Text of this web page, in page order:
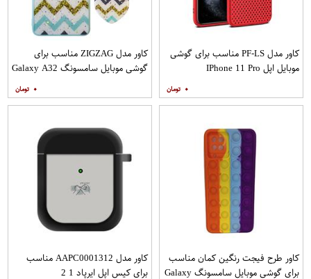
کاور مدل PF-LS مناسب برای گوشی
موبایل اپل IPhone 11 Pro
۰
کاور مدل ZIGZAG مناسب برای
گوشی موبایل سامسونگ Galaxy A32
۰
کاور طرح فیجت رنگین کمان مناسب
برای گوشی موبایل سامسونگ Galaxy
کاور مدل AAPC0001312 مناسب
برای کیس اپل ایرپاد 1 2